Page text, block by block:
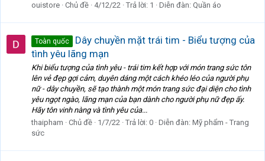
ouistore Chủ đề 4/12/22 Trả lời: 1 Diễn đàn: Quần áo
Toàn quốc
Dây chuyền mặt trái tim - Biểu tượng của
tình yêu lãng mạn
Khi biểu tượng của tình yêu - trái tim kết hợp với món trang sức tôn
lên vẻ đẹp gợi cảm, duyên dáng một cách khéo léo của người phụ
nữ - dây chuyền, sẽ tạo thành một món trang sức đại diện cho tình
yêu ngọt ngào, lãng mạn của bạn dành cho người phụ nữ đẹp ấy.
Hãy tôn vinh nàng và tình yêu của...
thaipham
Chủ đề 1/7/22 Trả lời: 0 Diễn đàn: Mỹ phẩm - Trang
sức